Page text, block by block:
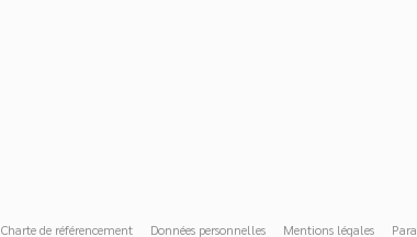
Charte de référencement Données personnelles Mentions légales